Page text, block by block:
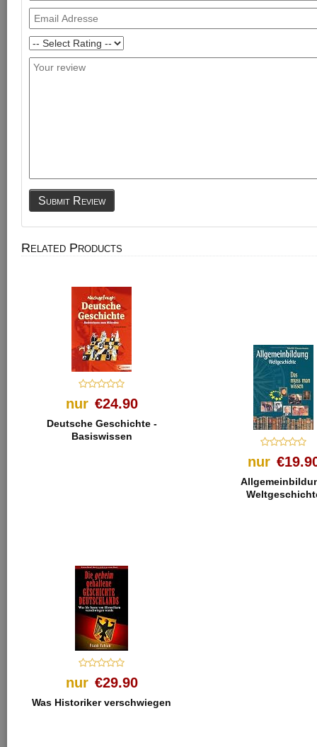
Submit Review
Related Products
nur €24.90
Deutsche Geschichte -
Basiswissen
nur
nur €29.90
Was Historiker verschwiegen